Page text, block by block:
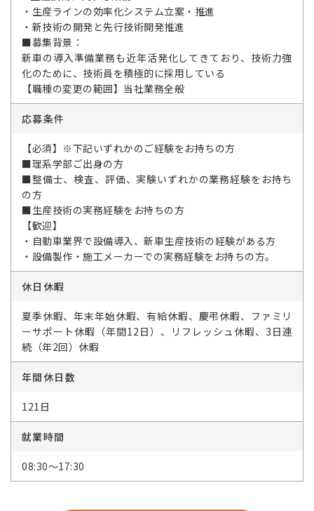
・生産ラインの効率化システム立案・推進
・新技術の開発と先行技術開発推進
■募集背景：
新車の導入準備業務も近年活発化してきており、技術力強
化のために、技術員を積極的に採用している
【職種の変更の範囲】当社業務全般
応募条件
【必須】※下記いずれかのご経験をお持ちの方
■理系学部ご出身の方
■整備士、検査、評価、実験いずれかの業務経験をお持ち
の方
■生産技術の実務経験をお持ちの方
【歓迎】
・自動車業界で設備導入、新車生産技術の経験がある方
・設備製作・施工メーカーでの実務経験をお持ちの方。
休日休暇
夏季休暇、年末年始休暇、有給休暇、慶弔休暇、ファミリ
ーサポート休暇（年間12日）、リフレッシュ休暇、3日連
続（年2回）休暇
年間休日数
121日
就業時間
08:30～17:30